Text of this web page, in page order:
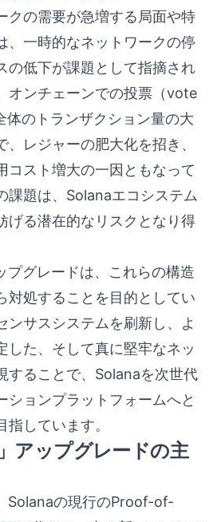
クの需要が急増する局面や特
、一時的なネットワークの停
の低下が課題として指摘され
オンチェーンでの投票（vote
のトランザクション量の大
レジャーの肥大化を招き、
コスト増大の一因ともなって
課題は、Solanaエコシステム
げる潜在的なリスクとなり得
プグレードは、これらの構造
対処することを目的としてい
ンサスシステムを刷新し、よ
した、そして真に堅牢なネッ
することで、Solanaを次世代
ションプラットフォームへと
しています。
アップグレードの主
Solanaの現行のProof-of-